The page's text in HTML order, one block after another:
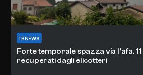
TBNEWS
Forte temporale spazza via l’afa.
recuperati dagli elicotteri